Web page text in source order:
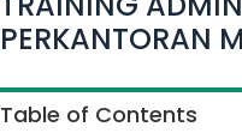
PERKANTORAN
Table of Contents